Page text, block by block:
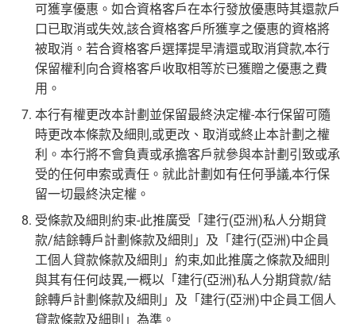
可獲享優惠。如合資格客戶在本行發放優惠時其還款戶
口已取消或失效,該合資格客戶所獲享之優惠的資格將
被取消。若合資格客戶選擇提早清還或取消貸款,本行
保留權利向合資格客戶收取相等於已獲贈之優惠之費
用。
本行有權更改本計劃並保留最終決定權-本行保留可隨
時更改本條款及細則,或更改、取消或終止本計劃之權
利。本行將不會負責或承擔客戶就參與本計劃引致或承
受的任何申索或責任。就此計劃如有任何爭議,本行保
留一切最終決定權。
受條款及細則約束-此推廣受「建行(亞洲)私人分期貸
款/結餘轉戶計劃條款及細則」及「建行(亞洲)中企員
工個人貸款條款及細則」約束,如此推廣之條款及細則
與其有任何歧異,一概以「建行(亞洲)私人分期貸款/結
餘轉戶計劃條款及細則」及「建行(亞洲)中企員工個人
貸款條款及細則」為準。